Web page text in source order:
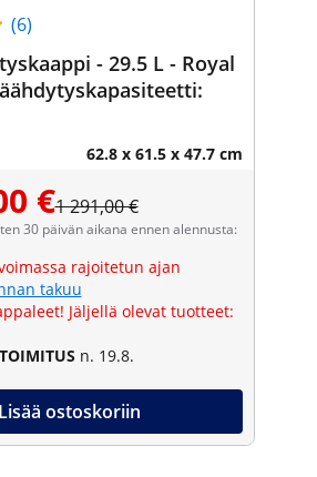
(6)
- 29.5 L - Royal
62.8 x 61.5 x 47.7 cm
€1 291,00 €
30 päivän aikana ennen alennusta:
rajoitetun ajan
takuu
Jäljellä olevat tuotteet:
n. 19.8.
Lisää ostoskoriin